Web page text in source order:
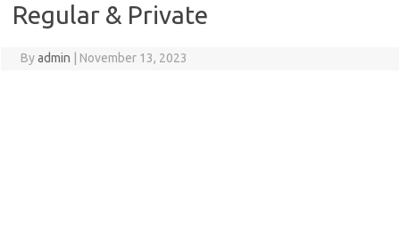
Regular & Private
Byadmin November 13, 2023